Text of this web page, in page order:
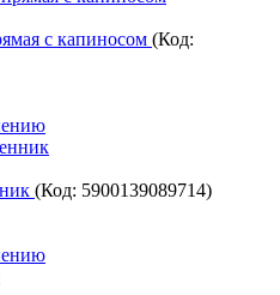
с капиносом (Код:
(Код: 5900139089714)